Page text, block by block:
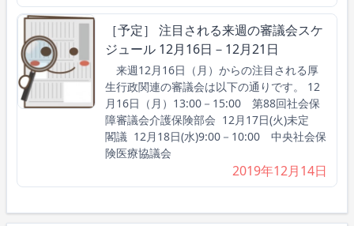
［予定］ 注目される来週の審議会スケ
ジュール 12月16日－12月21日
来週12月16日（月）からの注目される厚
生行政関連の審議会は以下の通りです。 12
月16日（月）13:00－15:00 第88回社会保
障審議会介護保険部会 12月17日(火)未定
閣議 12月18日(水)9:00－10:00 中央社会保
険医療協議会
2019年12月14日